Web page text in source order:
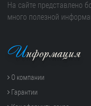
На сайте представлено
много полезной
Информация
О компании
Гарантии